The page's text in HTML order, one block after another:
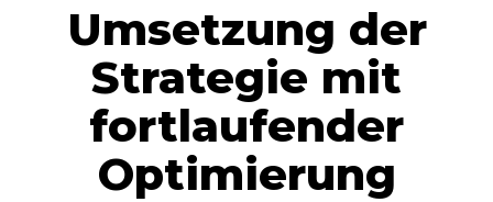
Umsetzung der
Strategie mit
fortlaufender
Optimierung